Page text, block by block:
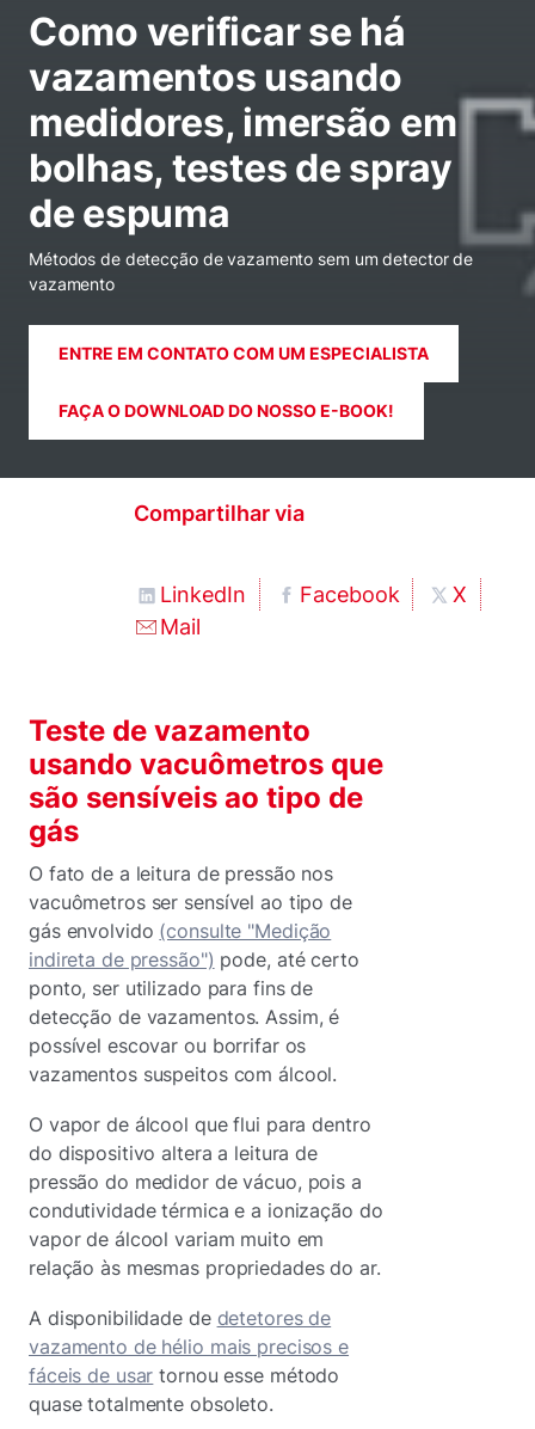
Como verificar se há
vazamentos usando
medidores, imersão em
bolhas, testes de spray
de espuma
Métodos de detecção de vazamento sem um detector de
vazamento
ENTRE EM CONTATO COM UM ESPECIALISTA
FAÇA O DOWNLOAD DO NOSSO E-BOOK!
Compartilhar via
LinkedIn Facebook
X
Mail
Teste de vazamento
usando vacuômetros que
são sensíveis ao tipo de
gás
O fato de a leitura de pressão nos
vacuômetros ser sensível ao tipo de
gás envolvido (consulte "Medição
indireta de pressão") pode, até certo
ponto, ser utilizado para fins de
detecção de vazamentos. Assim, é
possível escovar ou borrifar os
vazamentos suspeitos com álcool.
O vapor de álcool que flui para dentro
do dispositivo altera a leitura de
pressão do medidor de vácuo, pois a
condutividade térmica e a ionização do
vapor de álcool variam muito em
relação às mesmas propriedades do ar.
A disponibilidade de detetores de
vazamento de hélio mais precisos e
fáceis de usar tornou esse método
quase totalmente obsoleto.